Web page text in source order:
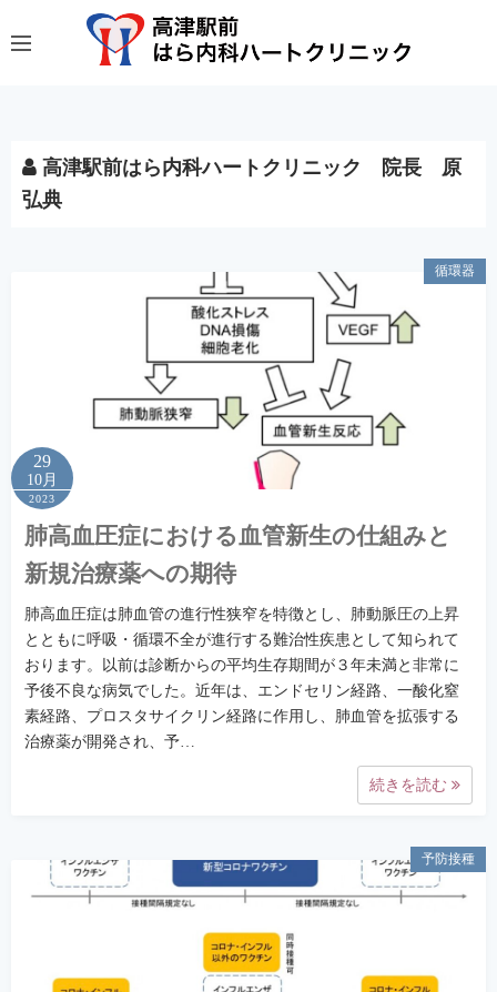
ン
高津駅前はら内科ハートクリニック 院長 原
弘典
循環器
29
10月
2023
肺高血圧症における血管新生の仕組みと
新規治療薬への期待
肺高血圧症は肺血管の進行性狭窄を特徴とし、肺動脈圧の上昇
とともに呼吸・循環不全が進行する難治性疾患として知られて
おります。以前は診断からの平均生存期間が３年未満と非常に
予後不良な病気でした。近年は、エンドセリン経路、一酸化窒
素経路、プロスタサイクリン経路に作用し、肺血管を拡張する
治療薬が開発され、予…
続きを読む
予防接種